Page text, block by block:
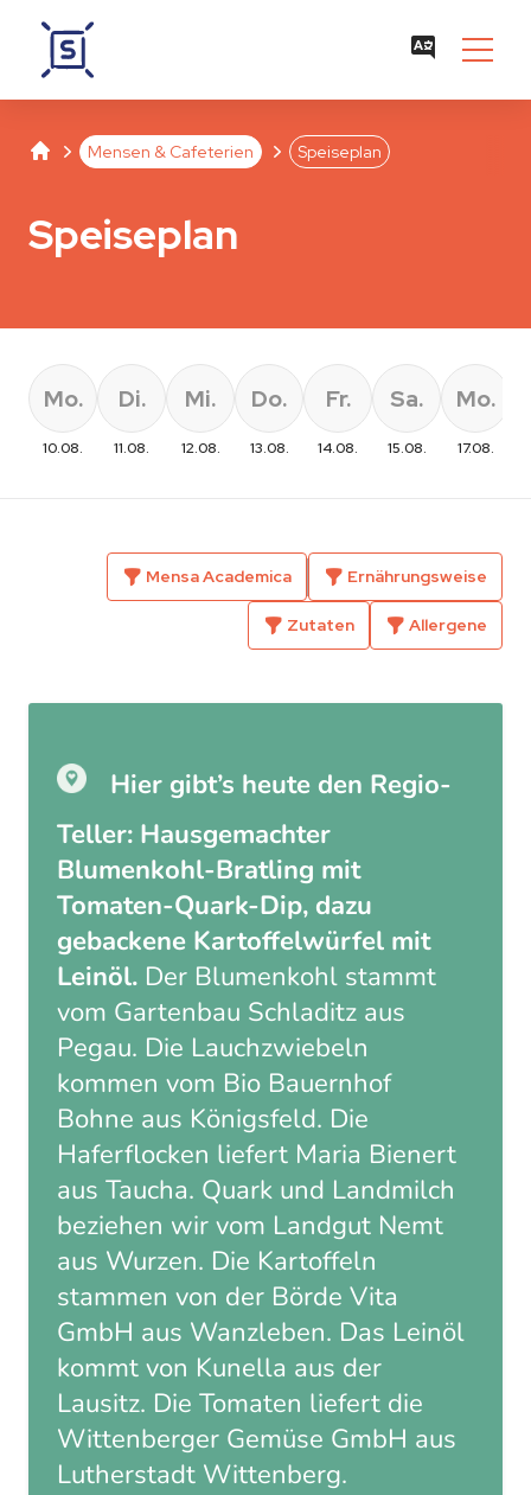
Studentenwerk Leipzig
SeparatorMensen & Cafeterien
Separator Speiseplan
Speiseplan
Mo.
10.08.
Di.
11.08.
Mi.
12.08.
Do.
13.08.
Fr.
14.08.
Sa.
15.08.
Mo.
17.08.
Mensa Academica Ernährungsweise
Zutaten Allergene
Hier gibt’s heute den Regio-
Teller: Hausgemachter
Blumenkohl-Bratling mit
Tomaten-Quark-Dip, dazu
gebackene Kartoffelwürfel mit
Leinöl. Der Blumenkohl stammt
vom Gartenbau Schladitz aus
Pegau. Die Lauchzwiebeln
kommen vom Bio Bauernhof
Bohne aus Königsfeld. Die
Haferflocken liefert Maria Bienert
aus Taucha. Quark und Landmilch
beziehen wir vom Landgut Nemt
aus Wurzen. Die Kartoffeln
stammen von der Börde Vita
GmbH aus Wanzleben. Das Leinöl
kommt von Kunella aus der
Lausitz. Die Tomaten liefert die
Wittenberger Gemüse GmbH aus
Lutherstadt Wittenberg.